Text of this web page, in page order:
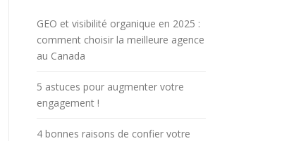
GEO et visibilité organique en 2025 :
comment choisir la meilleure agence
au Canada
5 astuces pour augmenter votre
engagement !
4 bonnes raisons de confier votre